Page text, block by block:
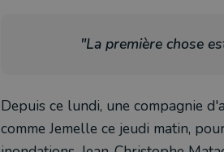
"La première chose
Depuis ce lundi, une compagnie
comme Jemelle ce jeudi matin,